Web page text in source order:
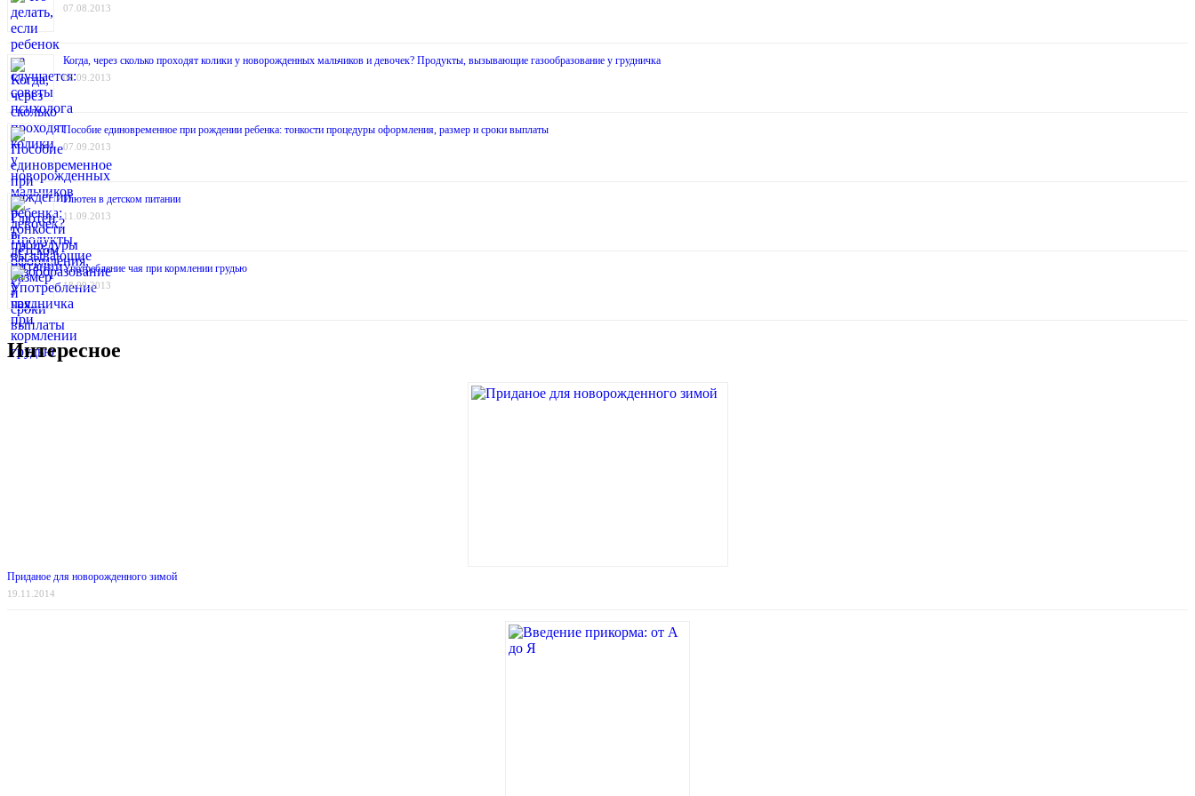
07.08.2013
Когда, через сколько проходят колики у новорожденных мальчиков и девочек? Продукты, вызывающие газообразование у грудничка
06.09.2013
Пособие единовременное при рождении ребенка: тонкости процедуры оформления, размер и сроки выплаты
07.09.2013
Глютен в детском питании
11.09.2013
Употребление чая при кормлении грудью
18.09.2013
Интересное
Приданое для новорожденного зимой
19.11.2014